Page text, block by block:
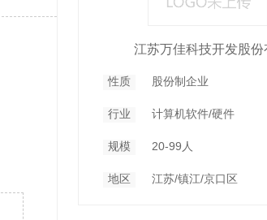
性质 股份制企业
行业 计算机软件/硬件
规模 20-99人
地区 江苏/镇江/京口区